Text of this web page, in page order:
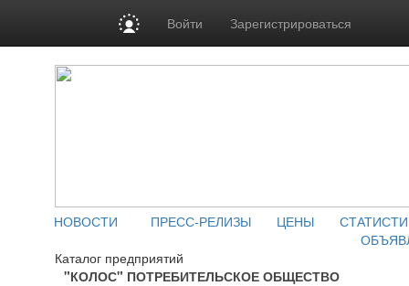
Войти Зарегистрироваться
НОВОСТИ ПРЕСС-РЕЛИЗЫ ЦЕНЫ
Каталог предприятий
"КОЛОС" ПОТРЕБИТЕЛЬСКОЕ ОБЩЕСТВО